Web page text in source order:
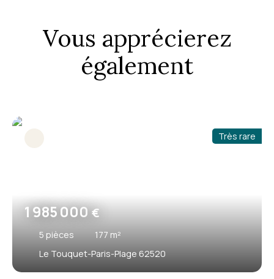
Vous apprécierez
également
1 985 000€
5 pièces 177 m²
Le Touquet-Paris-Plage 62520
Très rare